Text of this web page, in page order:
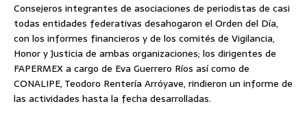
Consejeros integrantes de asociaciones de periodistas de casi
todas entidades federativas desahogaron el Orden del Día,
con los informes financieros y de los comités de Vigilancia,
Honor y Justicia de ambas organizaciones; los dirigentes de
FAPERMEX a cargo de Eva Guerrero Ríos así como de
CONALIPE, Teodoro Rentería Arróyave, rindieron un informe de
las actividades hasta la fecha desarrolladas.